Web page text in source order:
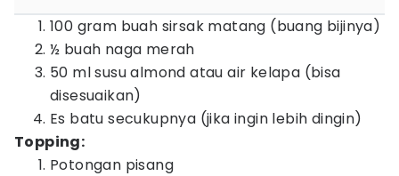
100 gram buah sirsak matang (buang bijinya)
½ buah naga merah
50 ml susu almond atau air kelapa (bisa
disesuaikan)
Es batu secukupnya (jika ingin lebih dingin)
Topping:
Potongan pisang